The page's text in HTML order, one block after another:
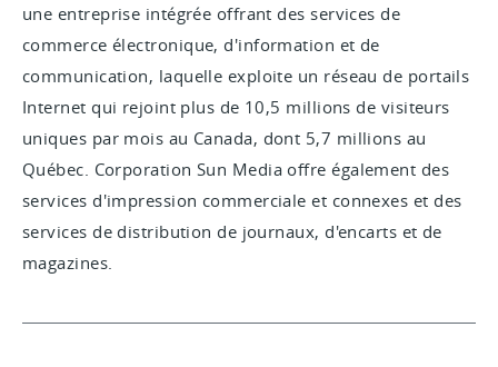
une entreprise intégrée offrant des services de
commerce électronique, d'information et de
communication, laquelle exploite un réseau de portails
Internet qui rejoint plus de 10,5 millions de visiteurs
uniques par mois au Canada, dont 5,7 millions au
Québec. Corporation Sun Media offre également des
services d'impression commerciale et connexes et des
services de distribution de journaux, d'encarts et de
magazines.